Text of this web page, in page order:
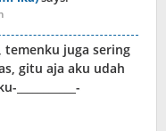
temenku juga sering
gitu aja aku udah